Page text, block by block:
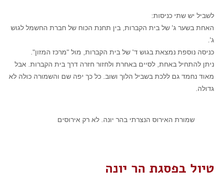
לשביל יש שתי כניסות:
האחת בשער ג' של בית הקברות, בין תחנת הכוח של חברת החשמל לגוש
ג'.
כניסה נוספת נמצאת בגוש ד' של בית הקברות, מול "מרכז המזון".
ניתן להתחיל באחת, לסיים באחרת ולחזור חזרה דרך בית הקברות. אבל
מאוד נחמד גם ללכת בשביל הלוך ושוב. כל כך יפה שם והשמורה כולה לא
גדולה.
שמורת האירוס הנצרתי בהר יונה. לא רק אירוסים
טיול בפסגת הר יונה